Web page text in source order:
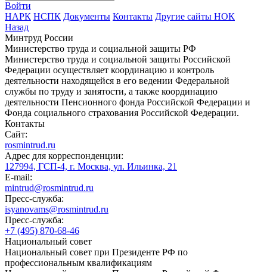
Войти
НАРК НСПК Документы Контакты Другие сайты НОК
Назад
Минтруд России
Министерство труда и социальной защиты РФ
Министерство труда и социальной защиты Российской
Федерации осуществляет координацию и контроль
деятельности находящейся в его ведении Федеральной
службы по труду и занятости, а также координацию
деятельности Пенсионного фонда Российской Федерации и
Фонда социального страхования Российской Федерации.
Контакты
Сайт:
rosmintrud.ru
Адрес для корреспонденции:
127994, ГСП-4, г. Москва, ул. Ильинка, 21
E-mail:
mintrud@rosmintrud.ru
Пресс-служба:
isyanovams@rosmintrud.ru
Пресс-служба:
+7 (495) 870-68-46
Национальный совет
Национальный совет при Президенте РФ по
профессиональным квалификациям